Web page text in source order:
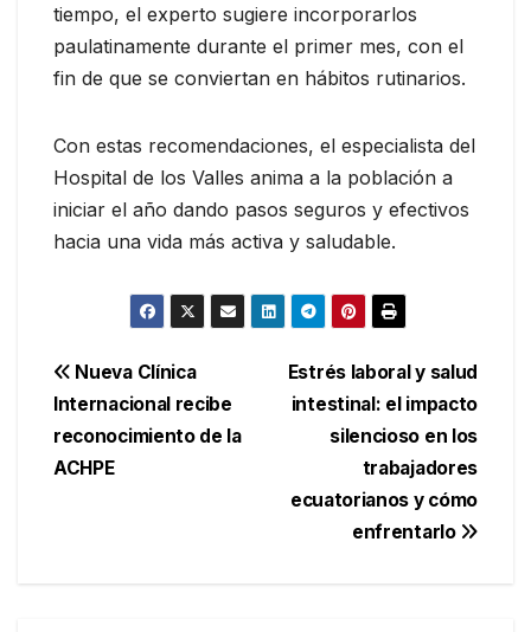
tiempo, el experto sugiere incorporarlos
paulatinamente durante el primer mes, con el
fin de que se conviertan en hábitos rutinarios.
Con estas recomendaciones, el especialista del
Hospital de los Valles anima a la población a
iniciar el año dando pasos seguros y efectivos
hacia una vida más activa y saludable.
Navegación
de
entradas
Estrés laboral y salud
intestinal: el impacto
silencioso en los
trabajadores
ecuatorianos y cómo
enfrentarlo
Nueva Clínica
Internacional recibe
reconocimiento de la
ACHPE